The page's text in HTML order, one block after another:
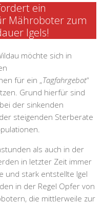
ein
Mähroboter zum
Igels!
möchte sich in
für ein „Tagfahrgebot“
Grund hierfür sind
der sinkenden
steigenden Sterberate
als auch in der
in letzter Zeit immer
und stark entstellte Igel
in der Regel Opfer von
die mittlerweile zur